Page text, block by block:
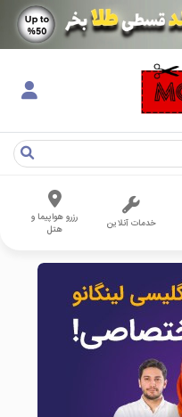
خدمات آنلاین
رزرو هواپیما و
هتل